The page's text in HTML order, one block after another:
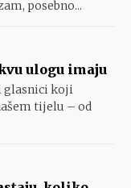
posebno...
ulogu imaju
glasnici koji
tijelu – od